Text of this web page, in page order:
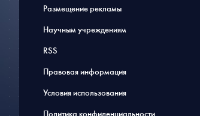
Размещение рекламы
Научным учреждениям
RSS
Правовая информация
Условия использования
Политика конфиденциальности